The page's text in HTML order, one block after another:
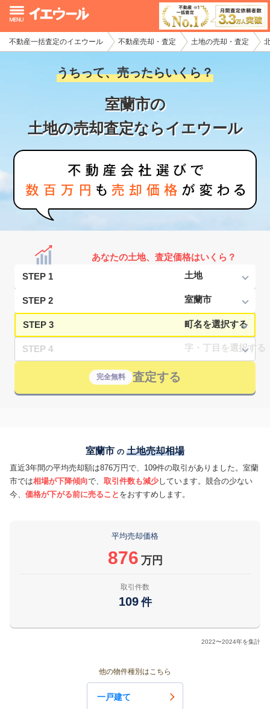
不動産一括査定のイエウール 不動産売却・査定 土地の売却・査定
うちって、売ったらいくら？
室蘭市の
土地の売却査定ならイエウール
あなたの土地、査定価格はいくら？
STEP 1
STEP 2
STEP 3
STEP 4
完全無料 査定する
室蘭市 の 土地売却相場
直近3年間の平均売却額は876万円で、109件の取引がありました。室蘭
市では相場が下降傾向で、 取引件数も減少しています。競合の少ない
今、 価格が下がる前に売ること をおすすめします。
平均売却価格
876 万円
取引件数
109 件
2022〜2024年を集計
他の物件種別はこちら
一戸建て
イエウール加盟希望の不動産会社様
初めての方へ
不動産の売却・一括査定
家査定シミュレーター
お問い合わせ